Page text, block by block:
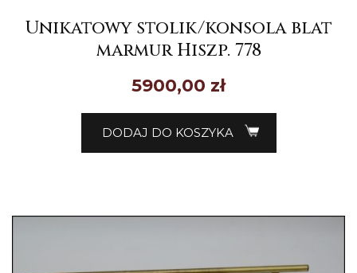
Unikatowy stolik/konsola blat
marmur Hiszp. 778
5900,00 zł
DODAJ DO KOSZYKA